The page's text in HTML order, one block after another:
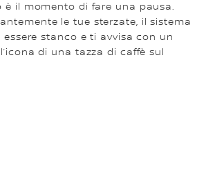
è il momento di fare una pausa.
le tue sterzate, il sistema
stanco e ti avvisa con un
di una tazza di caffè sul